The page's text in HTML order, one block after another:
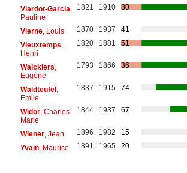
Viardot-Garcia
Pauline
1821 1910 80
Vierne, Louis 1870 1937
41
Vieuxtemps
Henri
1820 1881 51
Walckiers
Eugène
1793 1866 36
Waldteufel,
Emile
1837 1915 74
Widor, Charles-
Marie
1844 1937 67
Wiener, Jean 1896 1982
15
Yvain, Maurice 1891 1965 20